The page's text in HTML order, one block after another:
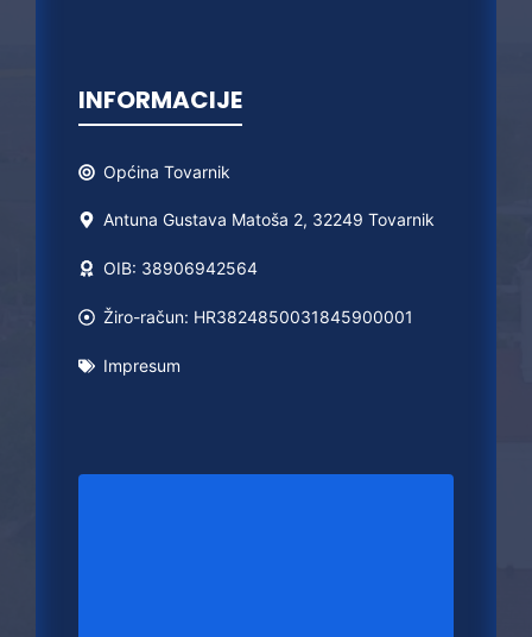
INFORMACIJE
Općina Tovarnik
Antuna Gustava Matoša 2, 32249 Tovarnik
OIB: 38906942564
Žiro-račun: HR3824850031845900001
Impresum